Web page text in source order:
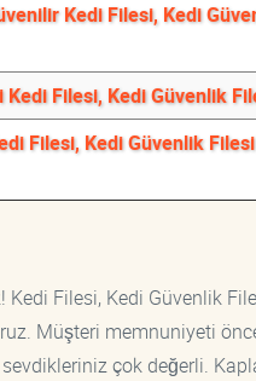
Kedi Filesi, Kedi
Kedi Filesi, Kedi Güvenlik
Filesi, Kedi Güvenlik
Filesi, Kedi Güvenlik
Müşteri memnuniyeti
çok değerli.